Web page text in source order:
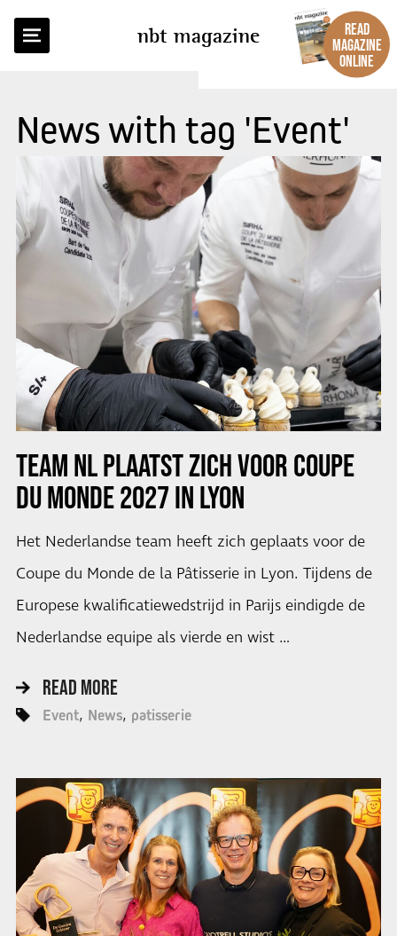
nbt magazine
READ
MAGAZINE
ONLINE
News with tag 'Event'
TEAM NL PLAATST ZICH VOOR COUPE
DU MONDE 2027 IN LYON
Het Nederlandse team heeft zich geplaats voor de
Coupe du Monde de la Pâtisserie in Lyon. Tijdens de
Europese kwalificatiewedstrijd in Parijs eindigde de
Nederlandse equipe als vierde en wist …
READ MORE
Event News patisserie